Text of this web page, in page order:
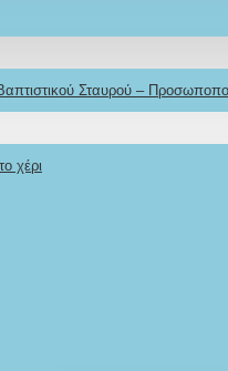
Σταυρού –
χέρι